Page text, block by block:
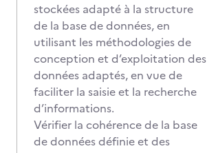
stockées adapté à la structure
de la base de données, en
utilisant les méthodologies de
conception et d’exploitation des
données adaptés, en vue de
faciliter la saisie et la recherche
d’informations.
Vérifier la cohérence de la base
de données définie et des